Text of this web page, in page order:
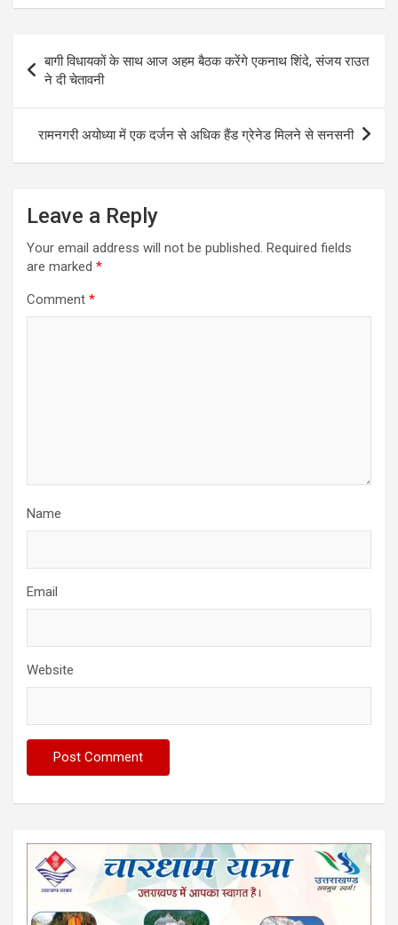
ce
b
o
o
k
tt
er
at
A
p
p
ar
Post
navigation
बागी विधायकों के साथ आज अहम बैठक करेंगे एकनाथ शिंदे, संजय राउत
ने दी चेतावनी
रामनगरी अयोध्या में एक दर्जन से अधिक हैंड ग्रेनेड मिलने से सनसनी
Leave a Reply
Your email address will not be published. Required fields
are marked *
Comment *
Name
Email
Website